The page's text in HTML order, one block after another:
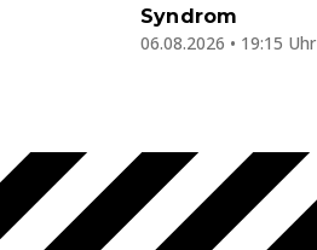
Syndrom
06.08.2026 • 19:15 Uhr